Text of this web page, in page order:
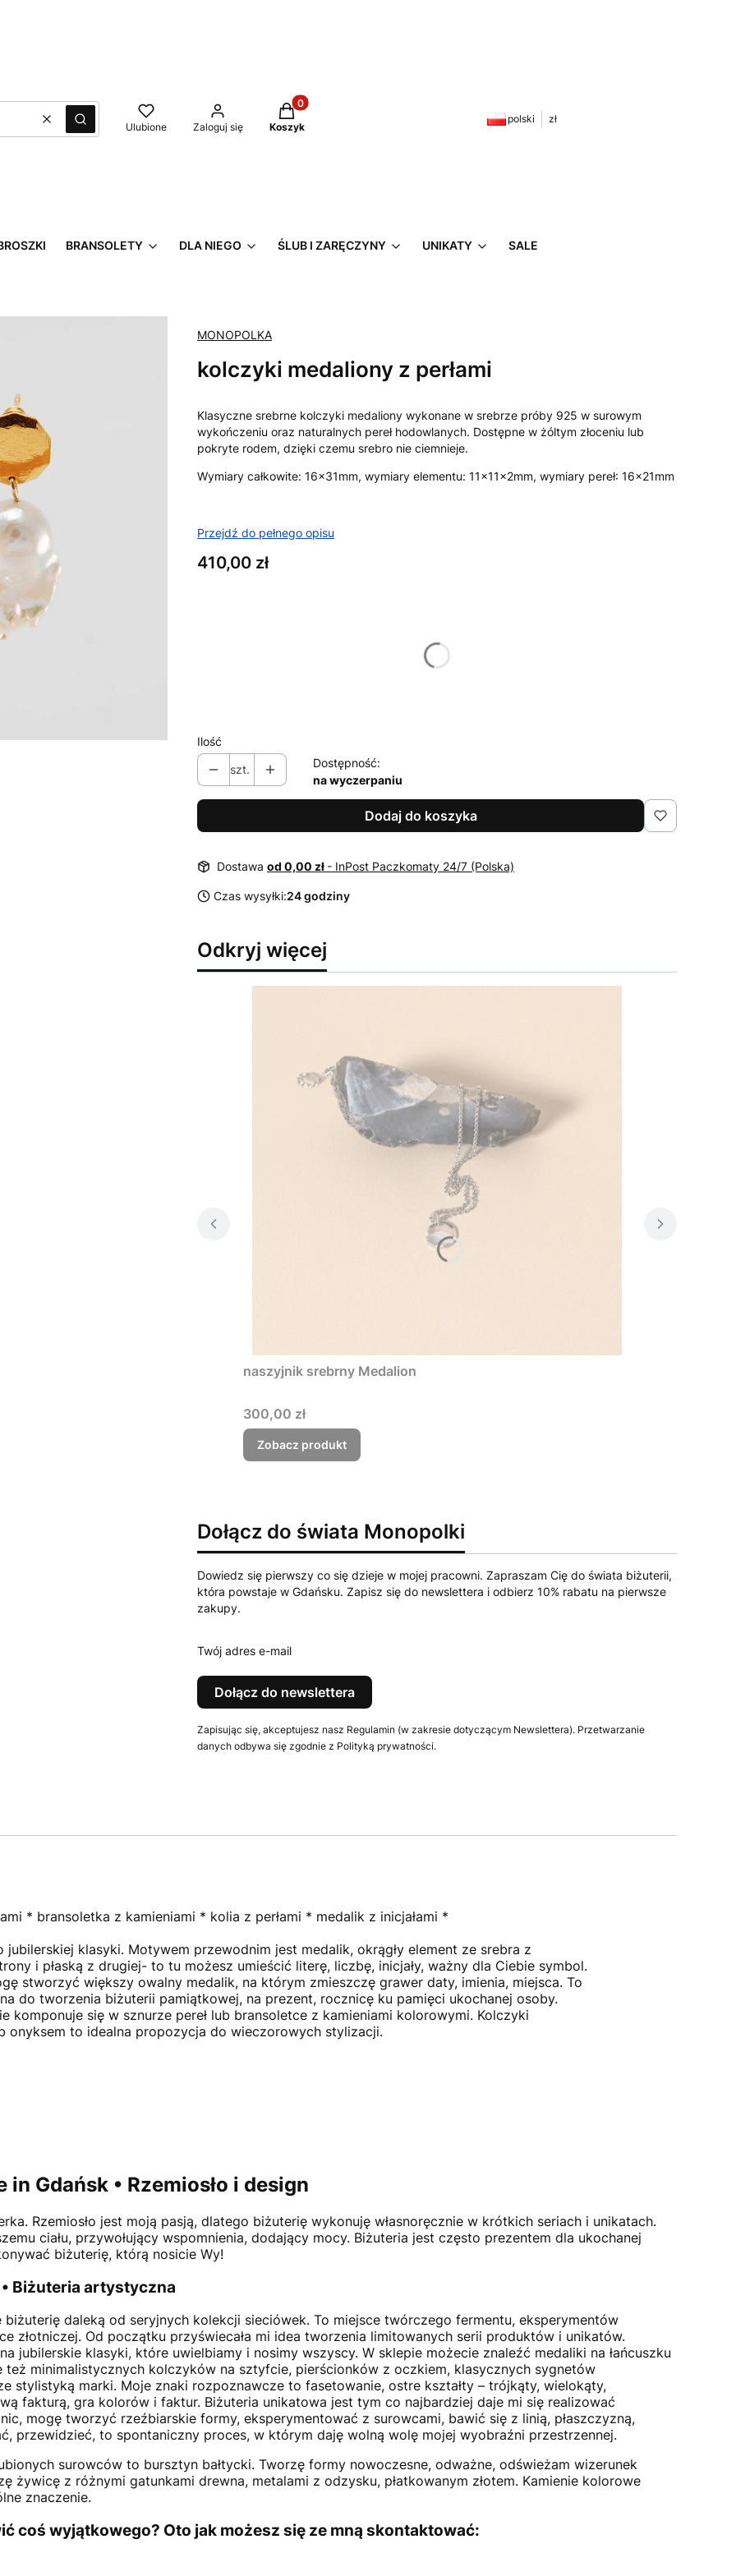
WyczyśćSzukaj Ulubione Zaloguj się
Produkty w koszyku: 0. Zobacz szczegóły
Koszyk
polski zł
BRANSOLETY DLA NIEGO ŚLUB I ZARĘCZYNY UNIKATY SALE
MONOPOLKA
kolczyki medaliony z perłami
Klasyczne srebrne kolczyki medaliony wykonane w srebrze próby 925 w surowym
wykończeniu oraz naturalnych pereł hodowlanych. Dostępne w żóltym złoceniu lub
pokryte rodem, dzięki czemu srebro nie ciemnieje.
Wymiary całkowite: 16x31mm, wymiary elementu: 11x11x2mm, wymiary pereł: 16x21mm
Przejdź do pełnego opisu
Cena
410,00 zł
Ilość
szt.
Dostępność:
na wyczerpaniu
Dodaj do koszyka
Dostawa od 0,00 zł - InPost Paczkomaty 24/7 (Polska)
Czas wysyłki:24 godziny
Odkryj więcej
naszyjnik srebrny Medalion
Cena
300,00 zł
Zobacz produkt
Dołącz do świata Monopolki
Dowiedz się pierwszy co się dzieje w mojej pracowni. Zapraszam Cię do świata biżuterii,
która powstaje w Gdańsku. Zapisz się do newslettera i odbierz 10% rabatu na pierwsze
zakupy.
Twój adres e-mail
Dołącz do newslettera
Zapisując się, akceptujesz nasz Regulamin (w zakresie dotyczącym Newslettera). Przetwarzanie
danych odbywa się zgodnie z Polityką prywatności.
* bransoletka z kamieniami * kolia z perłami * medalik z inicjałami *
klasyki. Motywem przewodnim jest medalik, okrągły element ze srebra z
i płaską z drugiej- to tu możesz umieścić literę, liczbę, inicjały, ważny dla Ciebie symbol.
stworzyć większy owalny medalik, na którym zmieszczę grawer daty, imienia, miejsca. To
do tworzenia biżuterii pamiątkowej, na prezent, rocznicę ku pamięci ukochanej osoby.
komponuje się w sznurze pereł lub bransoletce z kamieniami kolorowymi. Kolczyki
onyksem to idealna propozycja do wieczorowych stylizacji.
Gdańsk • Rzemiosło i design
Rzemiosło jest moją pasją, dlatego biżuterię wykonuję własnoręcznie w krótkich seriach i unikatach.
ciału, przywołujący wspomnienia, dodający mocy. Biżuteria jest często prezentem dla ukochanej
biżuterię, którą nosicie Wy!
Biżuteria artystyczna
daleką od seryjnych kolekcji sieciówek. To miejsce twórczego fermentu, eksperymentów
złotniczej. Od początku przyświecała mi idea tworzenia limitowanych serii produktów i unikatów.
jubilerskie klasyki, które uwielbiamy i nosimy wszyscy. W sklepie możecie znaleźć medaliki na łańcuszku
też minimalistycznych kolczyków na sztyfcie, pierścionków z oczkiem, klasycznych sygnetów
stylistyką marki. Moje znaki rozpoznawcze to fasetowanie, ostre kształty – trójkąty, wielokąty,
fakturą, gra kolorów i faktur. Biżuteria unikatowa jest tym co najbardziej daje mi się realizować
mogę tworzyć rzeźbiarskie formy, eksperymentować z surowcami, bawić się z linią, płaszczyzną,
przewidzieć, to spontaniczny proces, w którym daję wolną wolę mojej wyobraźni przestrzennej.
surowców to bursztyn bałtycki. Tworzę formy nowoczesne, odważne, odświeżam wizerunek
żywicę z różnymi gatunkami drewna, metalami z odzysku, płatkowanym złotem. Kamienie kolorowe
znaczenie.
coś wyjątkowego? Oto jak możesz się ze mną skontaktować: